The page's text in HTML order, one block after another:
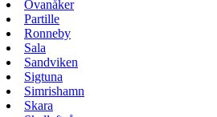
Ovanåker
Partille
Ronneby
Sala
Sandviken
Sigtuna
Simrishamn
Skara